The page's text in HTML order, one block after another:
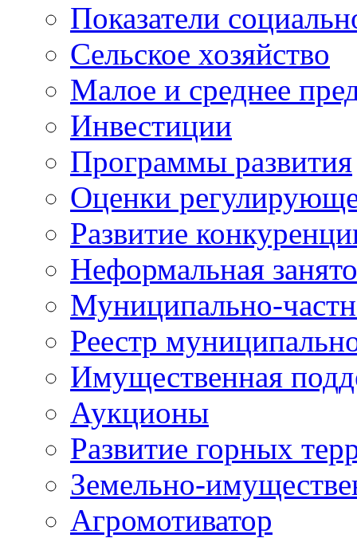
Показатели
Сельское хозяйство
Малое и среднее
Инвестиции
Программы развития
Оценки
Развитие
Неформальная
Муниципально-
Реестр
Имущественная
Аукционы
Развитие горных
Земельно-
Агромотиватор